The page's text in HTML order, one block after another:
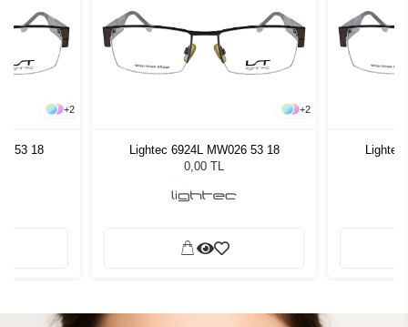
+2
53 18
+2
Lightec 6924L MW026 53 18
0,00 TL
Lightec